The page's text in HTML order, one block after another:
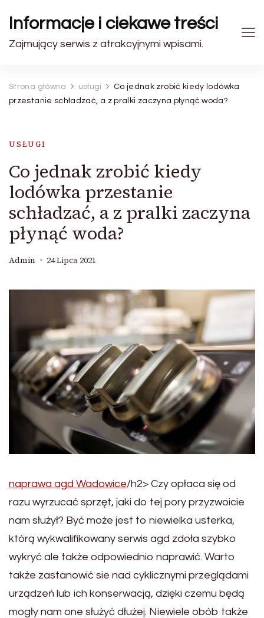
Informacje i ciekawe treści
Zajmujący serwis z atrakcyjnymi wpisami.
Strona główna usługi
Co jednak zrobić kiedy lodówka
przestanie schładzać, a z pralki zaczyna płynąć woda?
USŁUGI
Co jednak zrobić kiedy
lodówka przestanie
schładzać, a z pralki zaczyna
płynąć woda?
Admin 24 Lipca 2021
naprawa agd Wadowice/h2> Czy opłaca się od
razu wyrzucać sprzęt, jaki do tej pory przyzwoicie
nam służył? Być może jest to niewielka usterka,
którą wykwalifikowany serwis agd zdoła szybko
wykryć ale także odpowiednio naprawić. Warto
także zastanowić sie nad cyklicznymi przeglądami
urządzeń lub ich konserwacją, dzięki czemu będą
mogły nam one służyć dłużej. Niewiele obób także